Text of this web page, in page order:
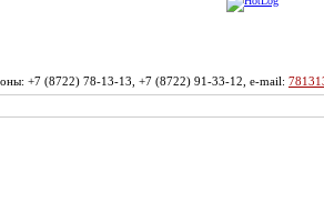
+7 (8722) 78-13-13, +7 (8722) 91-33-12, e-mail: